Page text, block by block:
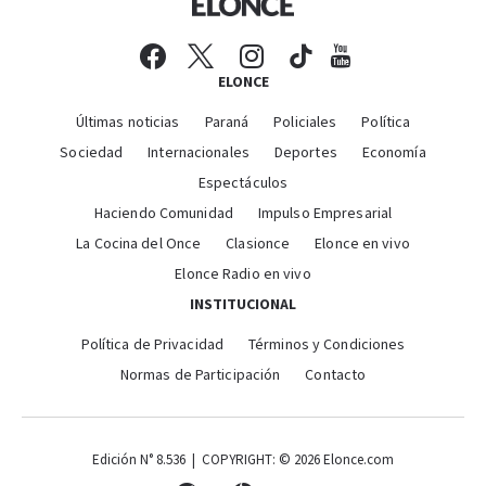
ELONCE
Últimas noticias Paraná Policiales
Política
Sociedad
Internacionales Deportes
Economía
Espectáculos
Haciendo Comunidad
Impulso Empresarial
La Cocina del Once
Clasionce
Elonce en vivo
Elonce Radio en vivo
INSTITUCIONAL
Política de Privacidad
Términos y Condiciones
Normas de Participación
Contacto
Edición N° 8.536 | COPYRIGHT: © 2026 Elonce.com